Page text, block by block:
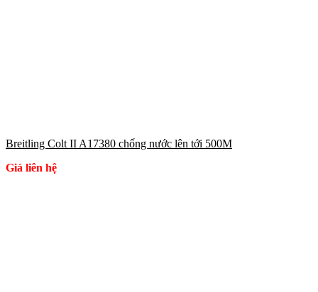
Breitling Colt II A17380 chống nước lên tới 500M
Giá liên hệ